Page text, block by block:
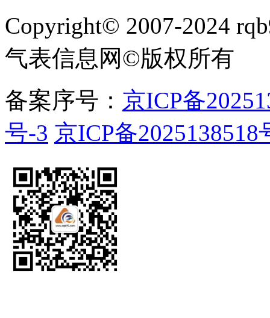
Copyright© 2007-2024
气表信息网©版权所有
备案序号： 京ICP备
号-3 京ICP备2025138518